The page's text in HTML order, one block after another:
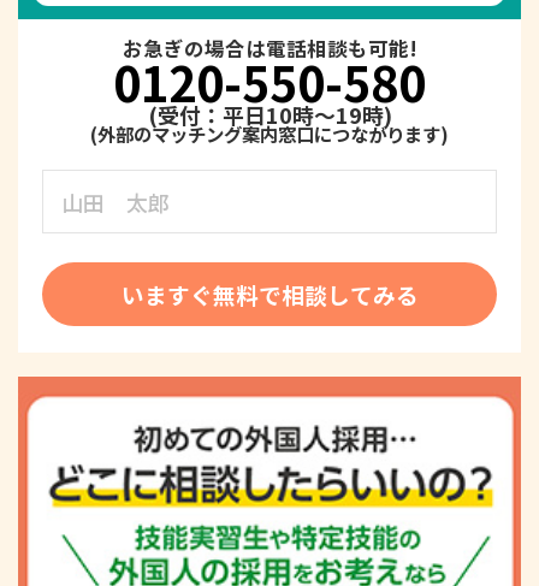
お急ぎの場合は電話相談も可能!
0120-550-580
(受付：平日10時～19時)
いますぐ無料で相談してみる